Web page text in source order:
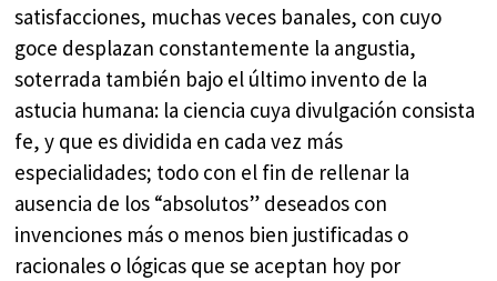
satisfacciones, muchas veces banales, con cuyo
goce desplazan constantemente la angustia,
soterrada también bajo el último invento de la
astucia humana: la ciencia cuya divulgación consista
fe, y que es dividida en cada vez más
especialidades; todo con el fin de rellenar la
ausencia de los “absolutos” deseados con
invenciones más o menos bien justificadas o
racionales o lógicas que se aceptan hoy por